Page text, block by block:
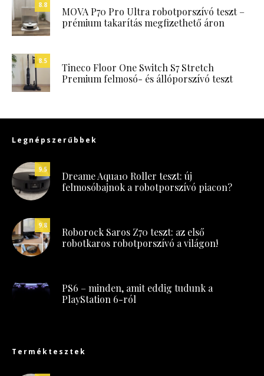
8.8
MOVA P70 Pro Ultra robotporszívó teszt –
prémium takarítás megfizethető áron
8.5
Tineco Floor One Switch S7 Stretch
Premium felmosó- és állóporszívó teszt
Legnépszerűbbek
9.5
Dreame Aqua10 Roller teszt: új
felmosóbajnok a robotporszívó piacon?
9.8
Roborock Saros Z70 teszt: az első
robotkaros robotporszívó a világon!
PS6 – minden, amit eddig tudunk a
PlayStation 6-ról
Terméktesztek